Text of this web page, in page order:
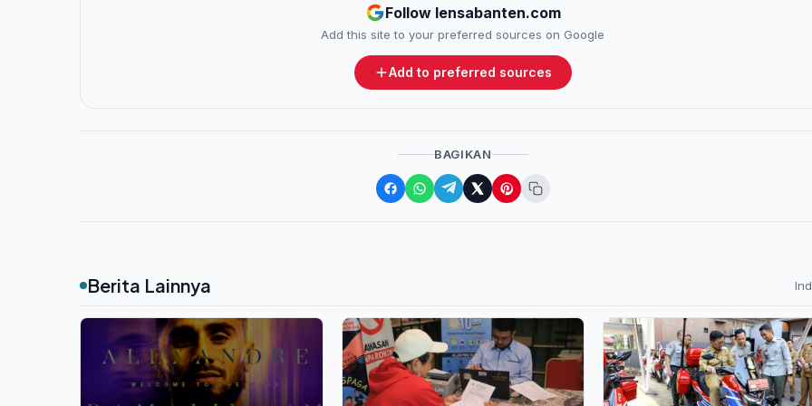
Follow lensabanten.com
Add this site to your preferred sources on Google
Add to preferred sources
BAGIKAN
Berita Lainnya